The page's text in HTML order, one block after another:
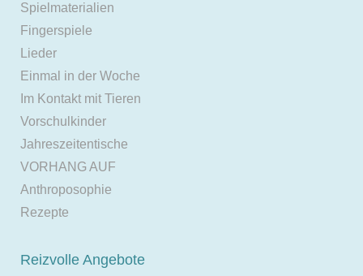
Spielmaterialien
Fingerspiele
Lieder
Einmal in der Woche
Im Kontakt mit Tieren
Vorschulkinder
Jahreszeitentische
VORHANG AUF
Anthroposophie
Rezepte
Reizvolle Angebote